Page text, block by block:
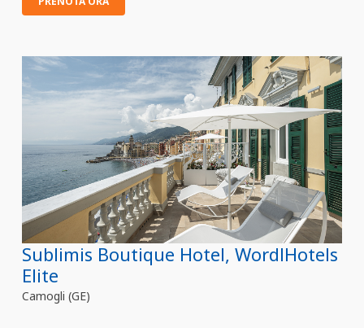
Sublimis Boutique Hotel, WordlHotels
Elite
Camogli (GE)